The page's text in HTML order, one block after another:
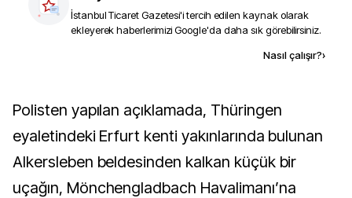
İstanbul Ticaret Gazetesi'i tercih edilen kaynak olarak
ekleyerek haberlerimizi Google'da daha sık görebilirsiniz.
Nasıl çalışır?›
Polisten yapılan açıklamada, Thüringen
eyaletindeki Erfurt kenti yakınlarında bulunan
Alkersleben beldesinden kalkan küçük bir
uçağın, Mönchengladbach Havalimanı’na